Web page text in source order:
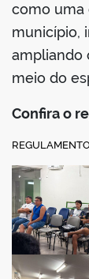
como uma
município,
ampliando
meio do
Confira o